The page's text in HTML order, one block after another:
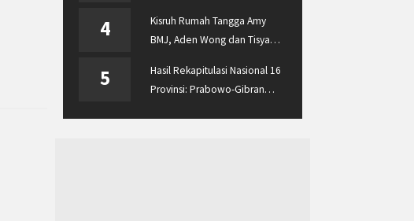
Jateng dan Dishub Jatim
4
Kisruh Rumah Tangga Amy
BMJ, Aden Wong dan Tisya
Malaysia dan Singapura
5
Hasil Rekapitulasi Nasional 16
Provinsi: Prabowo-Gibran